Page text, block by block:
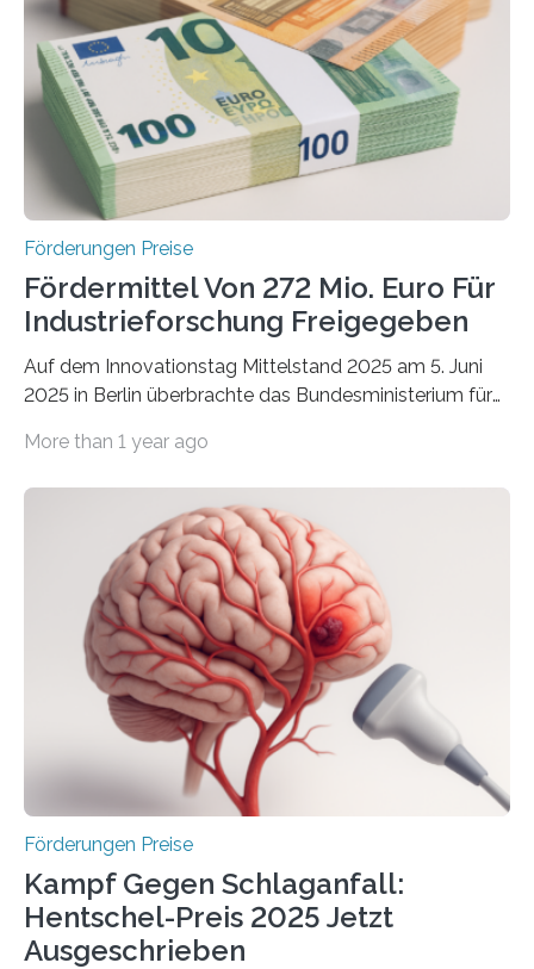
Förderungen Preise
Fördermittel Von 272 Mio. Euro Für
Industrieforschung Freigegeben
Auf dem Innovationstag Mittelstand 2025 am 5. Juni
2025 in Berlin überbrachte das Bundesministerium für
Überplanmäßige Verpflichtungsermächtigungen in
Woche vom Haushaltsausschuss freigegeben – unter
anderem zur Unterstützung der
Industrieforschungsprogramme Industrielle
Gemeinschaftsforschung (IGF), Zentrales
Innovationsprogramm Mittelstand (ZIM) und
Innovationskompetenz INNO-KOM. Auf dem
Innovationstag Mittelstand 2025 am 5. Juni 2025 in
Berlin überbrachte das Bundesministerium für
Wirtschaft und Energie eine gute Nachricht:
Überplanmäßige Verpflichtungsermächtigungen in
More than 1 year ago
Förderungen Preise
Kampf Gegen Schlaganfall:
Hentschel-Preis 2025 Jetzt
Ausgeschrieben